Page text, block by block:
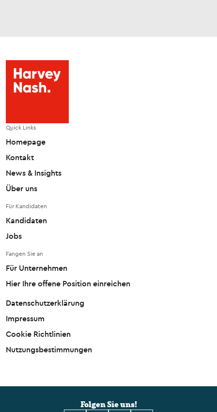
Quick Links
Homepage
Kontakt
News & Insights
Über uns
Für Kandidaten
Kandidaten
Jobs
Fangen Sie an
Für Unternehmen
Hier Ihre offene Position einreichen
Datenschutzerklärung
Impressum
Cookie Richtlinien
Nutzungsbestimmungen
Folgen Sie uns!